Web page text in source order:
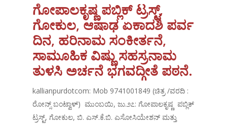
ಗೋಪಾಲಕೃಷ್ಣ ಪಬ್ಲಿಕ್ ಟ್ರಸ್ಟ್,
ಗೋಕುಲ, ಆಷಾಢ ಏಕಾದಶಿ ಪರ್ವ
ದಿನ, ಹರಿನಾಮ ಸಂಕೀರ್ತನೆ,
ಸಾಮೂಹಿಕ ವಿಷ್ಣು ಸಹಸ್ರನಾಮ
ತುಳಸಿ ಅರ್ಚನೆ ಭಗವದ್ಗೀತೆ ಪಠನೆ.
kallianpurdotcom: Mob 9741001849 (ಚಿತ್ರ /ವರದಿ :
ರೋನ್ಸ್ ಬಂಟ್ವಾಳ್) ಮುಂಬಯಿ, ಜು.೨೭: ಗೋಪಾಲಕೃಷ್ಣ ಪಬ್ಲಿಕ್
ಟ್ರಸ್ಟ್, ಗೋಕುಲ, ಬಿ. ಎಸ್.ಕೆ.ಬಿ. ಎಸೋಸಿಯೇಶನ್ ಮತ್ತು